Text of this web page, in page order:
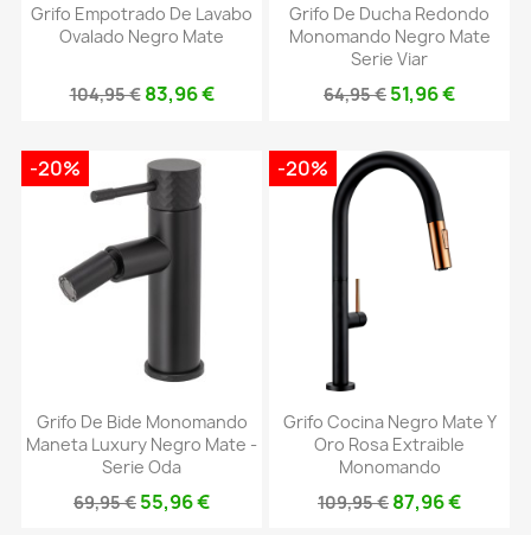
Grifo Empotrado De Lavabo
Ovalado Negro Mate
104,95 € 83,96 €
Grifo De Ducha Redondo
Monomando Negro Mate
Serie Viar
64,95 € 51,96 €
Grifo De Bide Monomando
Maneta Luxury Negro Mate -
Serie Oda
69,95 € 55,96 €
-20%
Grifo Cocina Negro Mate Y
Oro Rosa Extraible
Monomando
109,95 € 87,96 €
-20%